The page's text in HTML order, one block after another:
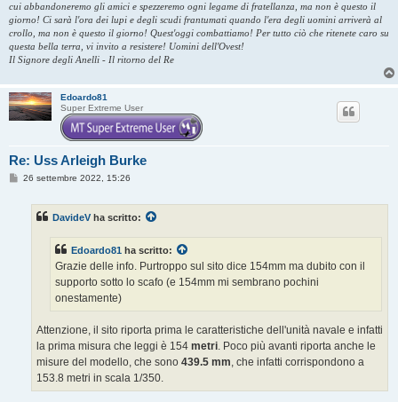
cui abbandoneremo gli amici e spezzeremo ogni legame di fratellanza, ma non è questo il
giorno! Ci sarà l'ora dei lupi e degli scudi frantumati quando l'era degli uomini arriverà al
crollo, ma non è questo il giorno! Quest'oggi combattiamo! Per tutto ciò che ritenete caro su
questa bella terra, vi invito a resistere! Uomini dell'Ovest!
Il Signore degli Anelli - Il ritorno del Re
Edoardo81
Super Extreme User
Re: Uss Arleigh Burke
M26 settembre 2022, 15:26
DavideV ha scritto:
Edoardo81 ha scritto:
Grazie delle info. Purtroppo sul sito dice 154mm ma dubito con il
supporto sotto lo scafo (e 154mm mi sembrano pochini
onestamente)
Attenzione, il sito riporta prima le caratteristiche dell'unità navale e infatti
la prima misura che leggi è 154 metri. Poco più avanti riporta anche le
misure del modello, che sono 439.5 mm, che infatti corrispondono a
153.8 metri in scala 1/350.